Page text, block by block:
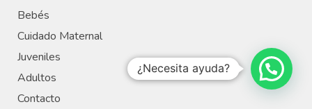
Bebés
Cuidado Maternal
Juveniles
Adultos
Contacto
¿Necesita ayuda?